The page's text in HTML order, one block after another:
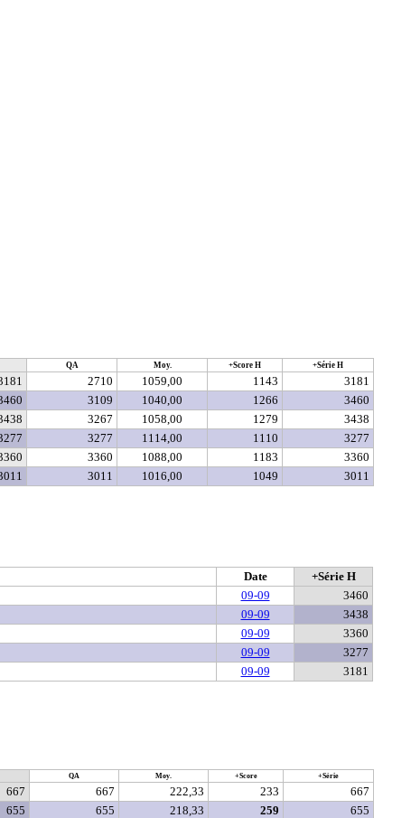
QA Moy. +Score H +Série H
2710 1059,00 1143
3181
3109 1040,00 1266
3460
3267 1058,00 1279
3438
3277 1114,00 1110
3277
3360 1088,00 1183
3360
3011 1016,00 1049 3011
Date
+Série H
09-09
3460
09-09
3438
09-09
3360
09-09
3277
09-09 3181
QA Moy. +Score +Série
667 667 222,33 233
667
655 655 218,33 259
655